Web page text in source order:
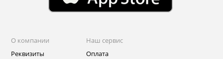
О компании
Реквизиты
Наш сервис
Оплата